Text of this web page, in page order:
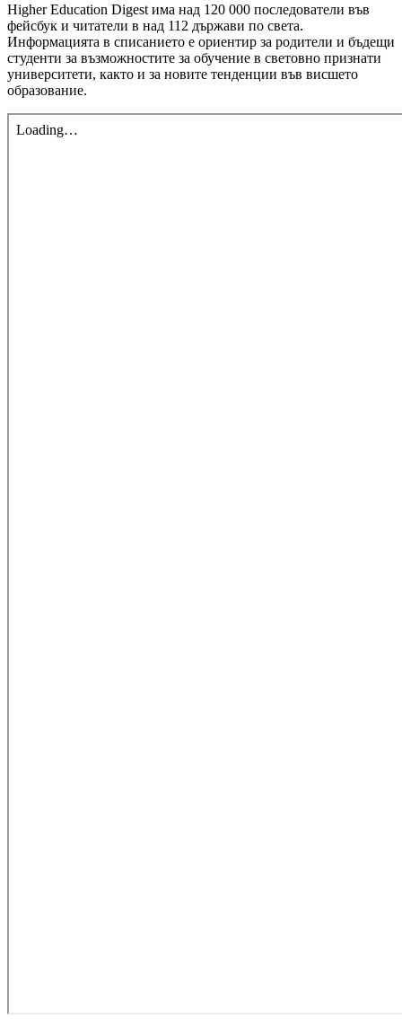
Higher Education Digest има над 120 000 последователи във
фейсбук и читатели в над 112 държави по света.
Информацията в списанието е ориентир за родители и бъдещи
студенти за възможностите за обучение в световно признати
университети, както и за новите тенденции във висшето
образование.